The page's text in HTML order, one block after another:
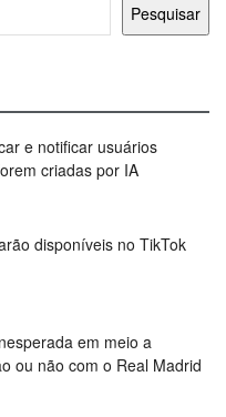
Pesquisar
e notificar usuários
criadas por IA
disponíveis no TikTok
em meio a
ou não com o Real Madrid